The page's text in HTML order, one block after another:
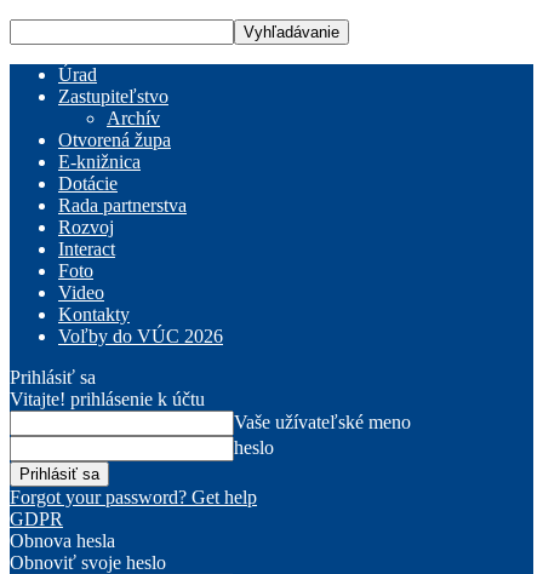
Úrad
Zastupiteľstvo
Archív
Otvorená župa
E-knižnica
Dotácie
Rada partnerstva
Rozvoj
Interact
Foto
Video
Kontakty
Voľby do VÚC 2026
Prihlásiť sa
Vitajte! prihlásenie k účtu
Vaše užívateľské meno
heslo
Forgot your password? Get help
GDPR
Obnova hesla
Obnoviť svoje heslo